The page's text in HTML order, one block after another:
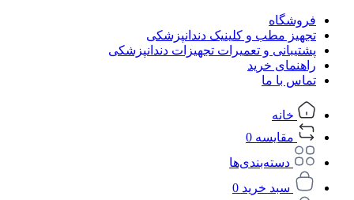
فروشگاه
تجهیز مطب و کلینیک دندانپزشکی
پشتیبانی و تعمیرات تجهیزات دندانپزشکی
راهنمای خرید
تماس با ما
خانه
مقایسه 0
دسته‌بندی‌ها
سبد خرید 0